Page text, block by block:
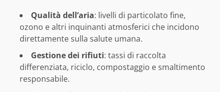
Qualità dell’aria: livelli di particolato fine,
ozono e altri inquinanti atmosferici che incidono
direttamente sulla salute umana.
Gestione dei rifiuti: tassi di raccolta
differenziata, riciclo, compostaggio e smaltimento
responsabile.